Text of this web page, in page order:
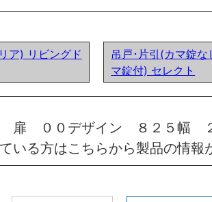
ア) リビングド
吊戸･片引(カマ錠な
マ錠付) セレクト
扉 ００デザイン ８２５幅
いる方はこちらから製品の情報